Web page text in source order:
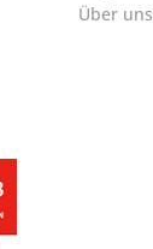
Über uns